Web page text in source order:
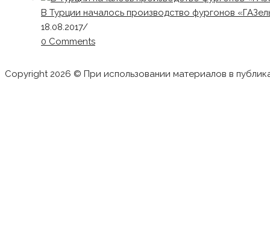
В Турции началось производство фургонов
18.08.2017/
0 Comments
Copyright 2026 © При использовании материалов в